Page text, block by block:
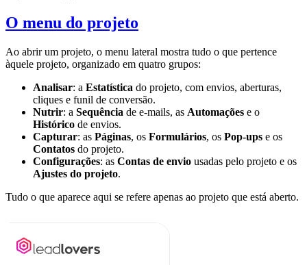
O menu do projeto
Ao abrir um projeto, o menu lateral mostra tudo o que pertence
àquele projeto, organizado em quatro grupos:
Analisar: a Estatística do projeto, com envios, aberturas,
cliques e funil de conversão.
Nutrir: a Sequência de e-mails, as Automações e o
Histórico de envios.
Capturar: as Páginas, os Formulários, os Pop-ups e os
Contatos do projeto.
Configurações: as Contas de envio usadas pelo projeto e os
Ajustes do projeto.
Tudo o que aparece aqui se refere apenas ao projeto que está aberto.